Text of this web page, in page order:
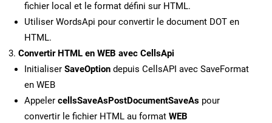
fichier local et le format défini sur HTML.
Utiliser WordsApi pour convertir le document DOT en
HTML.
Convertir HTML en WEB avec CellsApi
Initialiser SaveOption depuis CellsAPI avec SaveFormat
en WEB
Appeler cellsSaveAsPostDocumentSaveAs pour
convertir le fichier HTML au format WEB